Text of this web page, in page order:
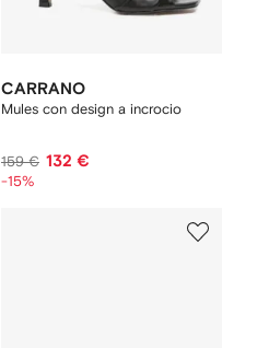
CARRANO
Mules con design a incrocio
159 € 132 €
-15%